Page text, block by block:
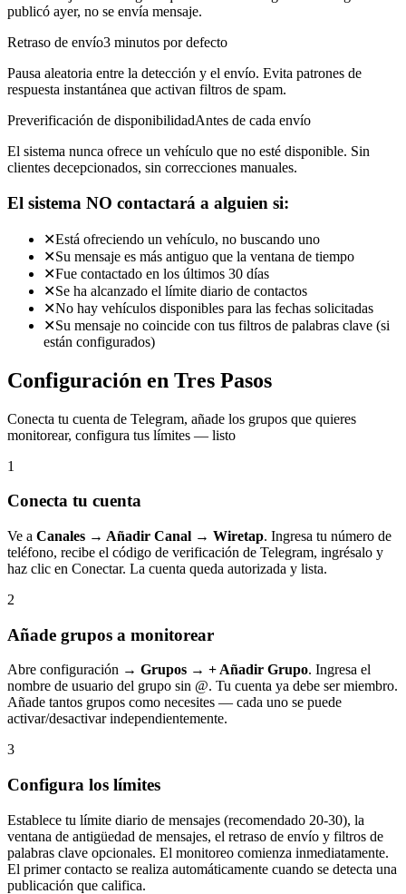
publicó ayer, no se envía mensaje.
Retraso de envío3 minutos por defecto
Pausa aleatoria entre la detección y el envío. Evita patrones de
respuesta instantánea que activan filtros de spam.
Preverificación de disponibilidadAntes de cada envío
El sistema nunca ofrece un vehículo que no esté disponible. Sin
clientes decepcionados, sin correcciones manuales.
El sistema NO contactará a alguien si:
✕Está ofreciendo un vehículo, no buscando uno
✕Su mensaje es más antiguo que la ventana de tiempo
✕Fue contactado en los últimos 30 días
✕Se ha alcanzado el límite diario de contactos
✕No hay vehículos disponibles para las fechas solicitadas
✕Su mensaje no coincide con tus filtros de palabras clave (si
están configurados)
Configuración en Tres Pasos
Conecta tu cuenta de Telegram, añade los grupos que quieres
monitorear, configura tus límites — listo
1
Conecta tu cuenta
Ve a Canales → Añadir Canal → Wiretap. Ingresa tu número de
teléfono, recibe el código de verificación de Telegram, ingrésalo y
haz clic en Conectar. La cuenta queda autorizada y lista.
2
Añade grupos a monitorear
Abre configuración → Grupos → + Añadir Grupo. Ingresa el
nombre de usuario del grupo sin @. Tu cuenta ya debe ser miembro.
Añade tantos grupos como necesites — cada uno se puede
activar/desactivar independientemente.
3
Configura los límites
Establece tu límite diario de mensajes (recomendado 20-30), la
ventana de antigüedad de mensajes, el retraso de envío y filtros de
palabras clave opcionales. El monitoreo comienza inmediatamente.
El primer contacto se realiza automáticamente cuando se detecta una
publicación que califica.